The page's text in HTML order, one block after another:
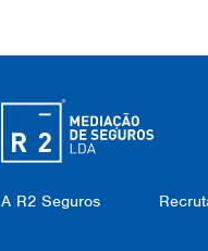
A R2 Seguros